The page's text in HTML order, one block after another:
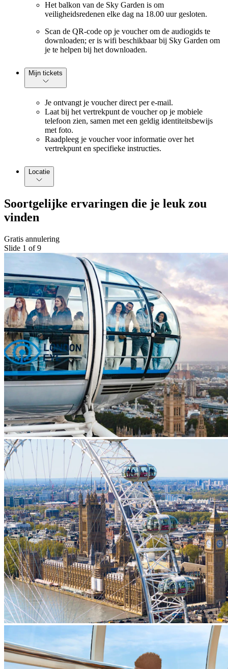
Het balkon van de Sky Garden is om
veiligheidsredenen elke dag na 18.00 uur gesloten.
Scan de QR-code op je voucher om de audiogids te
downloaden; er is wifi beschikbaar bij Sky Garden om
je te helpen bij het downloaden.
Mijn tickets
Je ontvangt je voucher direct per e-mail.
Laat bij het vertrekpunt de voucher op je mobiele
telefoon zien, samen met een geldig identiteitsbewijs
met foto.
Raadpleeg je voucher voor informatie over het
vertrekpunt en specifieke instructies.
Locatie
Soortgelijke ervaringen die je leuk zou
vinden
Gratis annulering
Slide 1 of 9